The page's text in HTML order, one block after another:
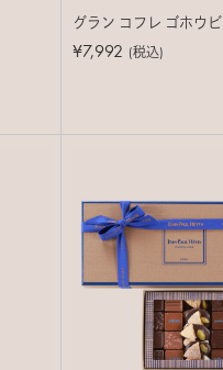
グラン コフレ ゴホウビ
¥7,992 (税込)